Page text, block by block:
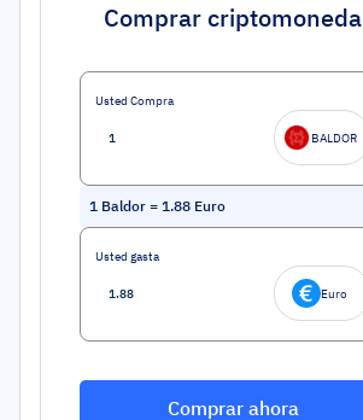
Comprar criptomoneda
Usted Compra
BALDOR
1 Baldor = 1.88 Euro
Usted gasta
Euro
Comprar ahora